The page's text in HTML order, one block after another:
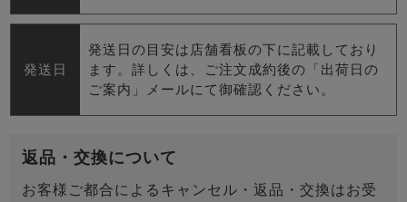
発送日
発送日の目安は店舗看板の下に記載しており
ます。詳しくは、ご注文成約後の「出荷日の
ご案内」メールにて御確認ください。
返品・交換について
お客様ご都合によるキャンセル・返品・交換はお受